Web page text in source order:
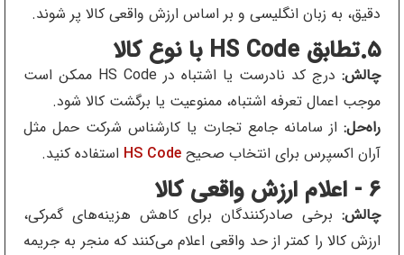
دقیق، به زبان انگلیسی و بر اساس ارزش واقعی کالا پر شوند.
۵.تطابق HS Code با نوع کالا
چالش:
درج کد نادرست یا اشتباه در HS Code ممکن است
موجب اعمال تعرفه اشتباه، ممنوعیت یا برگشت کالا شود.
راه‌حل: از سامانه جامع تجارت یا کارشناس شرکت حمل مثل
آران اکسپرس برای انتخاب صحیح HS Code استفاده کنید.
۶ - اعلام ارزش واقعی کالا
چالش: برخی صادرکنندگان برای کاهش هزینه‌های گمرکی،
ارزش کالا را کمتر از حد واقعی اعلام می‌کنند که منجر به جریمه